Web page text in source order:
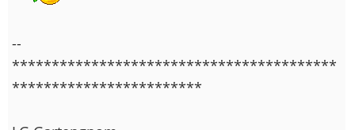
--
*****************************************
************************